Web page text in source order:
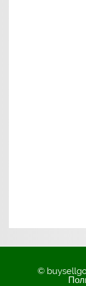
©